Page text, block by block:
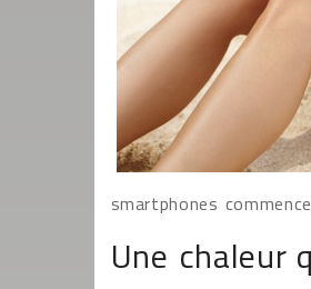
smartphones
Une chaleur